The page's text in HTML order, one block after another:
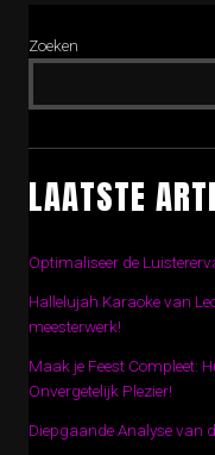
Zoeken
LAATSTE
Optimaliseer de
Hallelujah Karaoke van
meesterwerk!
Maak je Feest Compleet:
Onvergetelijk Plezier!
Diepgaande Analyse van